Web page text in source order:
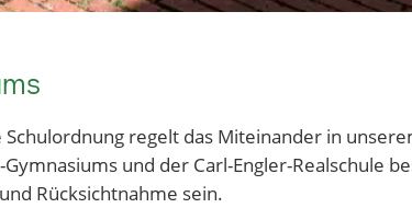
regelt das Miteinander in
und der Carl-Engler-Realschule
Rücksichtnahme sein.